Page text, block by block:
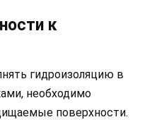
к
гидроизоляцию в
необходимо
поверхности.